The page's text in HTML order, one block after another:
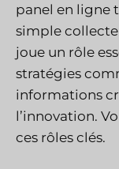
panel en ligne
simple
joue un rôle
stratégies
informations
l’innovation.
ces rôles clés.